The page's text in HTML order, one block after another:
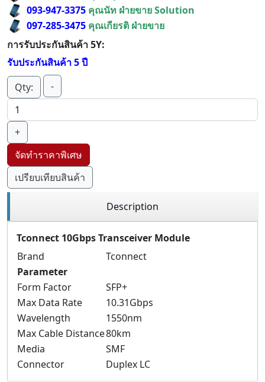
093-947-3375 คุณนัท ฝ่ายขาย Solution
097-285-3475 คุณเกียรติ ฝ่ายขาย
การรับประกันสินค้า 5Y:
รับประกันสินค้า 5 ปี
Qty:
-
+
จัดทำราคาพิเศษ
เปรียบเทียบสินค้า
Description
Tconnect 10Gbps Transceiver Module
Brand
Tconnect
Parameter
Form Factor
SFP+
Max Data Rate
10.31Gbps
Wavelength
1550nm
Max Cable Distance80km
Media
SMF
Connector
Duplex LC